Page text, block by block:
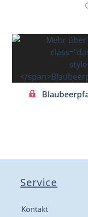
Service
Kontakt